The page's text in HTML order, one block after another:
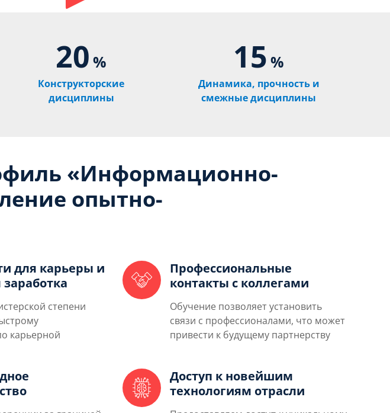
20 %
Конструкторские
дисциплины
15 %
Динамика, прочность и
смежные дисциплины
«Информационно-
опытно-
для карьеры и
степени
карьерной
Профессиональные
контакты с коллегами
Обучение позволяет установить
связи с профессионалами, что может
привести к будущему партнерству
Доступ к новейшим
технологиям отрасли